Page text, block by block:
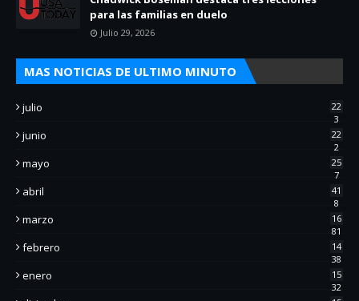
para las familias en duelo
Julio 29, 2026
MAS NOTICIAS DE ULTIMO MINUTO
julio
22
3
junio
22
2
mayo
25
7
abril
41
8
marzo
16
81
febrero
14
38
enero
15
32